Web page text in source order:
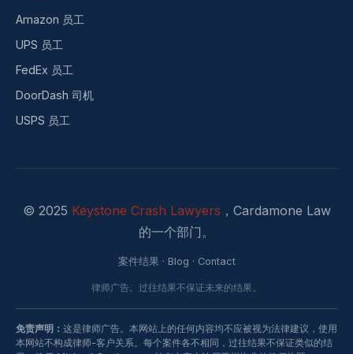
Amazon 员工
UPS 员工
FedEx 员工
DoorDash 司机
USPS 员工
© 2025 Keystone Crash Lawyers ，Cardamone Law
的一个部门。
案件结果· Blog · Contact
律师广告。过往结果不保证未来的结果。
免责声明： 这是律师广告。本网站上的任何内容均不应被视为法律建议，使用
本网站不构成律师-客户关系。每个案件各不相同，过往结果不保证类似的结